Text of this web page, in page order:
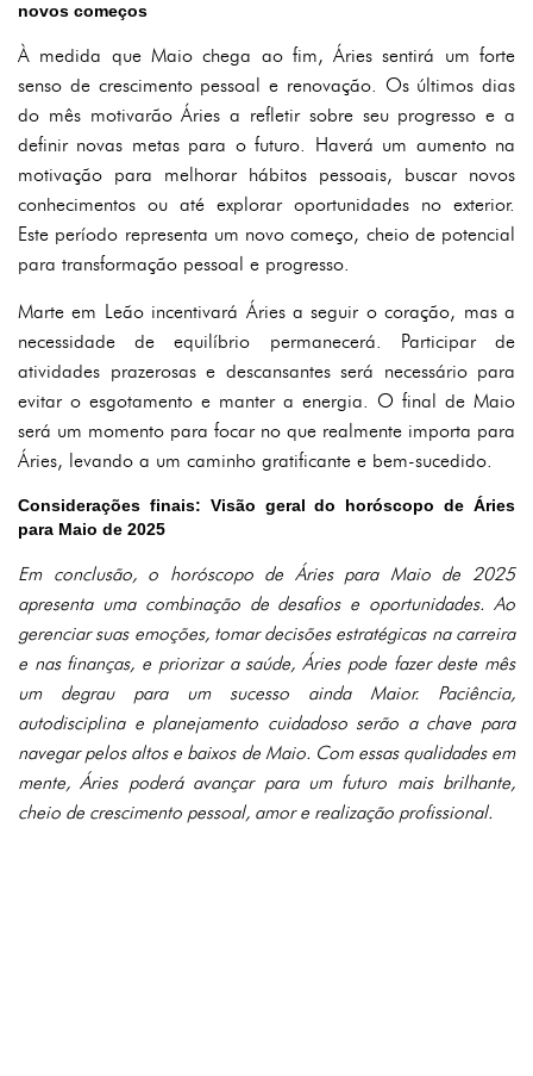
novos começos
À medida que Maio chega ao fim, Áries sentirá um forte
senso de crescimento pessoal e renovação. Os últimos dias
do mês motivarão Áries a refletir sobre seu progresso e a
definir novas metas para o futuro. Haverá um aumento na
motivação para melhorar hábitos pessoais, buscar novos
conhecimentos ou até explorar oportunidades no exterior.
Este período representa um novo começo, cheio de potencial
para transformação pessoal e progresso.
Marte em Leão incentivará Áries a seguir o coração, mas a
necessidade de equilíbrio permanecerá. Participar de
atividades prazerosas e descansantes será necessário para
evitar o esgotamento e manter a energia. O final de Maio
será um momento para focar no que realmente importa para
Áries, levando a um caminho gratificante e bem-sucedido.
Considerações finais: Visão geral do horóscopo de Áries
para Maio de 2025
Em conclusão, o horóscopo de Áries para Maio de 2025
apresenta uma combinação de desafios e oportunidades. Ao
gerenciar suas emoções, tomar decisões estratégicas na carreira
e nas finanças, e priorizar a saúde, Áries pode fazer deste mês
um degrau para um sucesso ainda Maior. Paciência,
autodisciplina e planejamento cuidadoso serão a chave para
navegar pelos altos e baixos de Maio. Com essas qualidades em
mente, Áries poderá avançar para um futuro mais brilhante,
cheio de crescimento pessoal, amor e realização profissional.